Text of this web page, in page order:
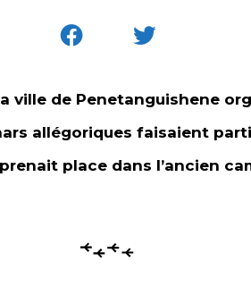
ville de Penetanguishene
allégoriques faisaient
place dans l’ancien